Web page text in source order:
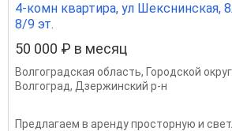
4-комн квартира, ул Шекснинская,
8/9 эт.
50 000 ₽ в месяц
Волгоградская область, Городской
Волгоград, Дзержинский р-н
Предлагаем в аренду просторную и